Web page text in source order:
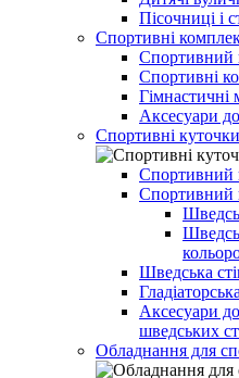
Пісочниці і
Спортивні
Спортивний
Спортивні
Гімнастичні
Аксесуари
Спортивні
Спортивний
Спортивний
Шведська
Аксесуари
шведських
Обладнання для